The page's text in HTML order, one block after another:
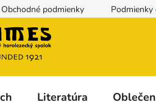
Obchodné podmienky
Literatúra